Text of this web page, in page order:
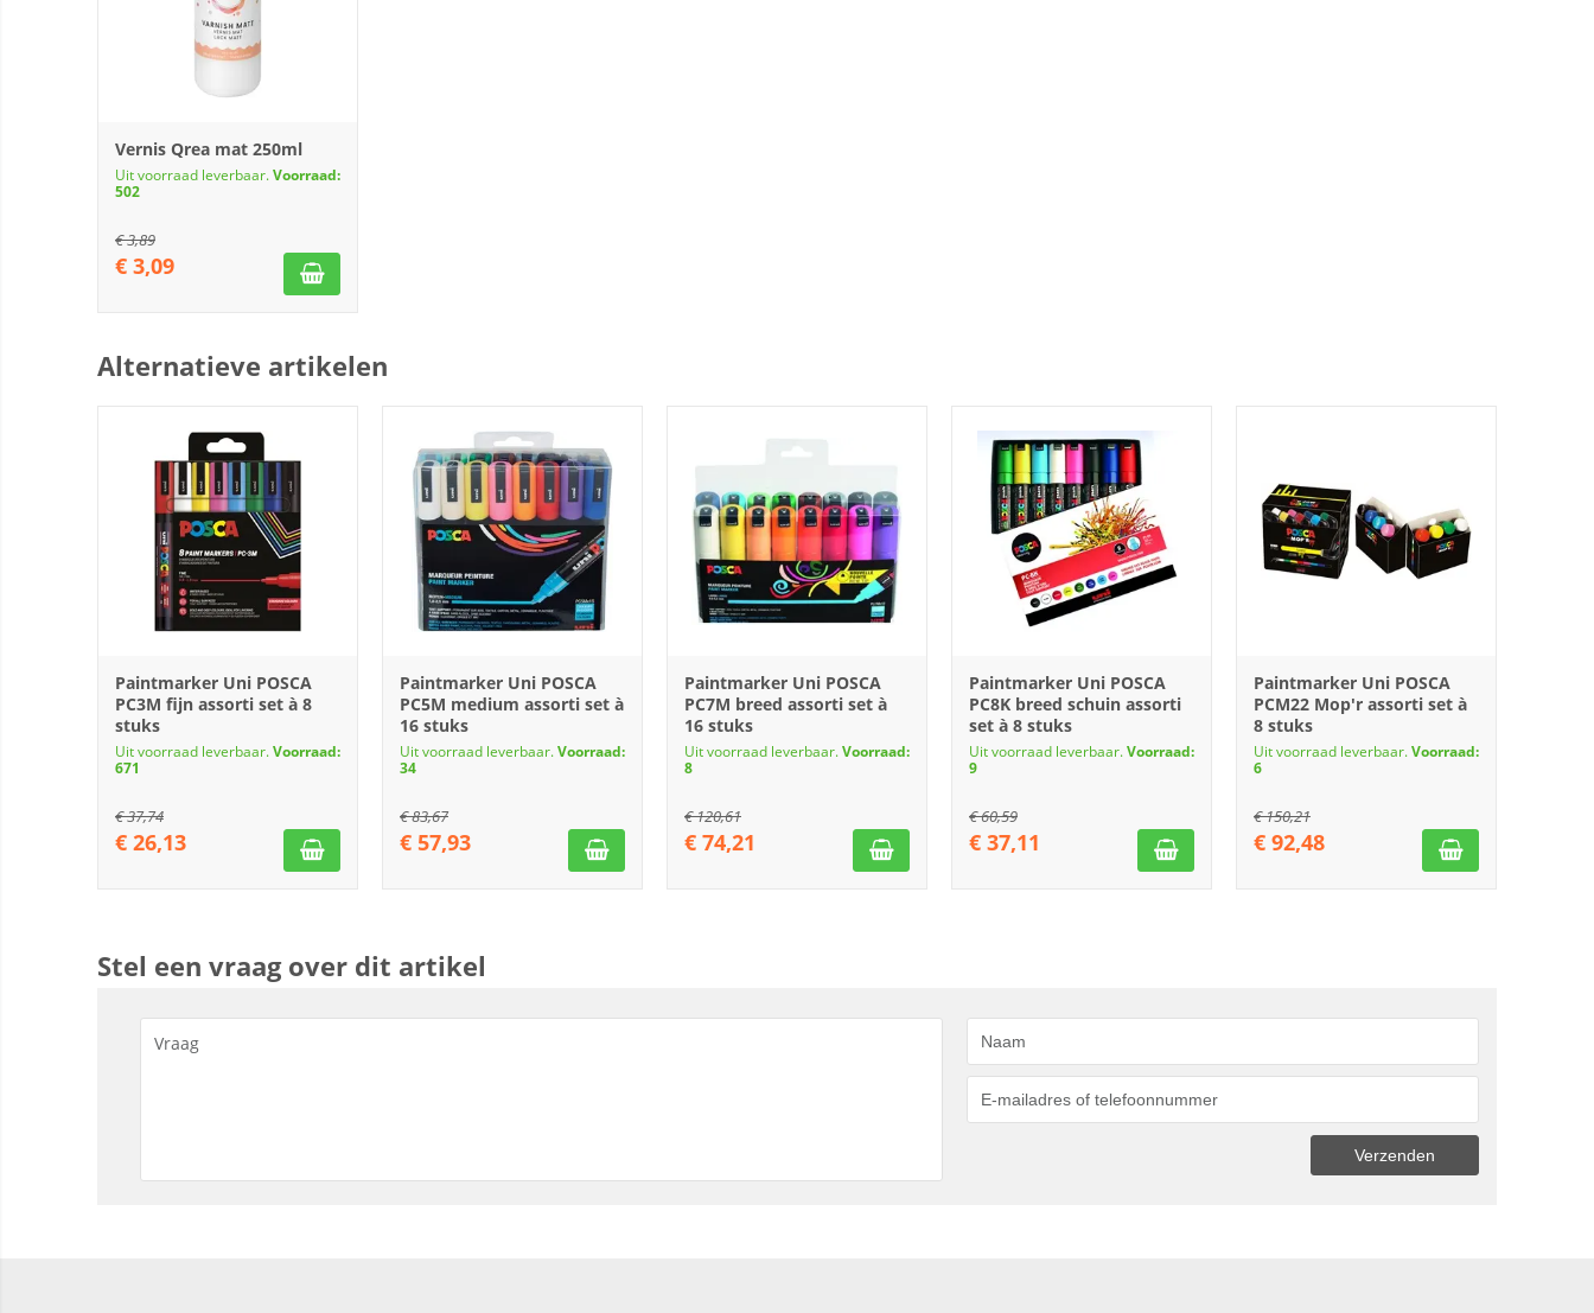
Vernis Qrea mat 250ml
Uit voorraad leverbaar.Voorraad:
502
€3,89
€ 3,09
Alternatieve artikelen
Paintmarker Uni POSCA
PC3M fijn assorti set à 8
stuks
Uit voorraad leverbaar.Voorraad:
671
€37,74
€ 26,13
Paintmarker Uni POSCA
PC5M medium assorti set à
16 stuks
Uit voorraad leverbaar.Voorraad:
34
€83,67
€ 57,93
Paintmarker Uni POSCA
PC7M breed assorti set à
16 stuks
Uit voorraad leverbaar.Voorraad:
8
€120,61
€ 74,21
Paintmarker Uni POSCA
PC8K breed schuin assorti
set à 8 stuks
Uit voorraad leverbaar.Voorraad:
9
€60,59
€ 37,11
Paintmarker Uni POSCA
PCM22 Mop'r assorti set à
8 stuks
Uit voorraad leverbaar.Voorraad:
6
€150,21
€ 92,48
Stel een vraag over dit artikel